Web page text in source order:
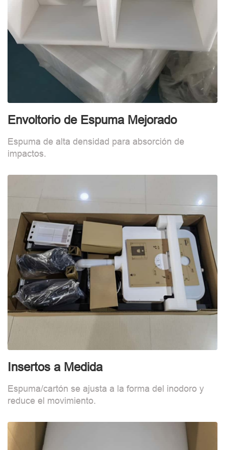
Envoltorio de Espuma Mejorado
Espuma de alta densidad para absorción de
impactos.
Insertos a Medida
Espuma/cartón se ajusta a la forma del inodoro y
reduce el movimiento.